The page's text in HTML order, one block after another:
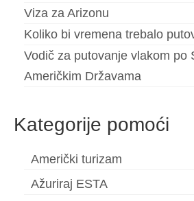
Viza za Arizonu
Koliko bi vremena trebalo
Vodič za putovanje vlakom po
Američkim Državama
Kategorije pomoći
Američki turizam
Ažuriraj ESTA